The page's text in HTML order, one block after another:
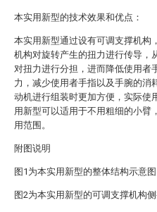
本实用新型的技术效果和优点：
本实用新型通过设有可调支撑机构
机构对旋转产生的扭力进行传导，
对扭力进行分担，进而降低使用者
力，减少使用者手指以及手腕的消
动机进行组装时更加方便，实际使
用新型可以适用于不用粗细的小臂
用范围。
附图说明
图1为本实用新型的整体结构示意图
图2为本实用新型的可调支撑机构侧